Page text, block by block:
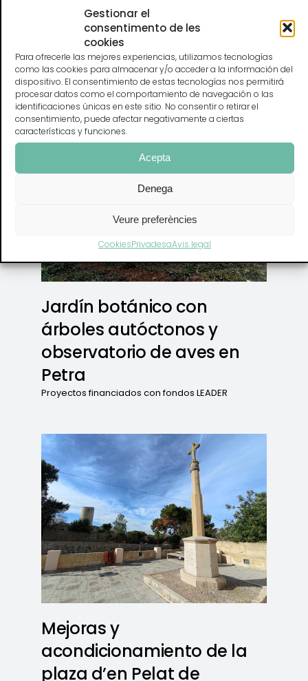
Gestionar el
consentimento de les
cookies
Para ofrecerle las mejores experiencias, utilizamos tecnologías
como las cookies para almacenar y/o acceder a la información del
dispositivo. El consentimiento de estas tecnologías nos permitirá
procesar datos como el comportamiento de navegación o las
identificaciones únicas en este sitio. No consentir o retirar el
consentimiento, puede afectar negativamente a ciertas
características y funciones.
Acepta
Denega
Veure preferències
CookiesPrivadesaAvis legal
Implantación de energía
solar térmica para la
extracción de esencias
Proyectos financiados con fondos LEADER
Jardín botánico con
árboles autóctonos y
observatorio de aves en
Petra
Proyectos financiados con fondos LEADER
Mejoras y
acondicionamiento de la
plaza d’en Pelat de